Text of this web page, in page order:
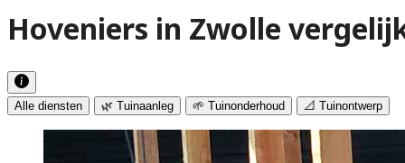
Hoveniers in Zwolle
Alle diensten 🌿 Tuinaanleg 🌱 Tuinonderhoud 📐 Tuinontwerp